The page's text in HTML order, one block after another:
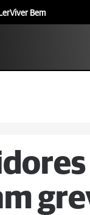
Viver Bem